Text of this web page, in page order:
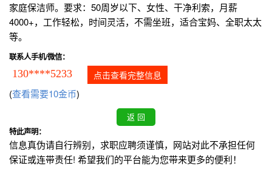
家庭保洁师。要求：50周岁以下、女性、干净利索，月薪
4000+，工作轻松，时间灵活，不需坐班，适合宝妈、全职太太
等。
联系人手机/微信：
130****5233 点击查看完整信息
(查看需要10金币)
特此声明：
信息真伪请自行辨别，求职应聘须谨慎，网站对此不承担任何
保证或连带责任! 希望我们的平台能为您带来更多的便利！